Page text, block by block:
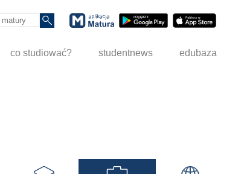
co studiować? studentnews edubaza